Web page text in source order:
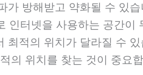
가 방해받고 약화될 수 있
인터넷을 사용하는 공간
최적의 위치가 달라질 수
의 위치를 찾는 것이 중